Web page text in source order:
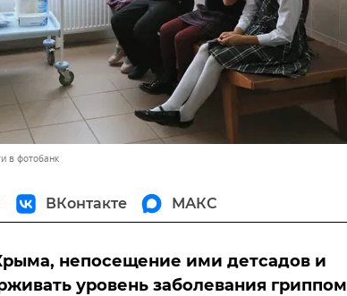
в фотобанк
ВКонтакте МАКС
непосещение ими детсадов и
уровень заболевания гриппом